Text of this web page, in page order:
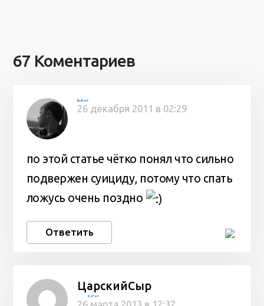
67 Коментариев
IlyaFast
26 декабря 2011 в 02:29
по этой статье чётко понял что сильно
подвержен суициду, потому что спать
ложусь очень поздно
Ответить
ЦарскийСыр
IlyaFast